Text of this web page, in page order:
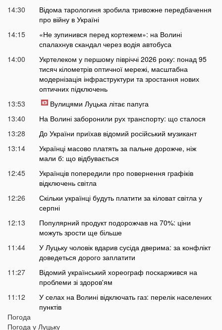
14:30
Відома тарологиня зробила тривожне передбачення
про війну в Україні
14:15
«Не зупинився перед кортежем»: на Волині
спалахнув скандал через водія автобуса
14:00
Укртелеком у першому півріччі 2026 року: понад 95
тисяч кілометрів оптичної мережі, масштабна
модернізація інфраструктури та зростання нових
оптичних підключень
13:53
Вулицями Луцька літає папуга
13:40
На Волині заборонили рух транспорту: що сталося
13:28
До України приїхав відомий російський музикант
13:14
Українці масово платять за пальне дорожче, ніж
мали б: що відбувається
12:45
Українців попередили про повернення графіків
відключень світла
12:26
Скільки українці будуть платити за кіловат світла у
серпні
12:13
Популярний продукт подорожчав на 70%: ціни
можуть зрости ще більше
11:44
У Луцьку чоловік вдарив сусіда дверима: за конфлікт
доведеться дорого заплатити
11:27
Відомий український хореограф поскаржився на
проблеми зі здоров'ям
11:12
У селах на Волині відключать газ: перелік населених
пунктів
10:56
Погода
Погода у Луцьку